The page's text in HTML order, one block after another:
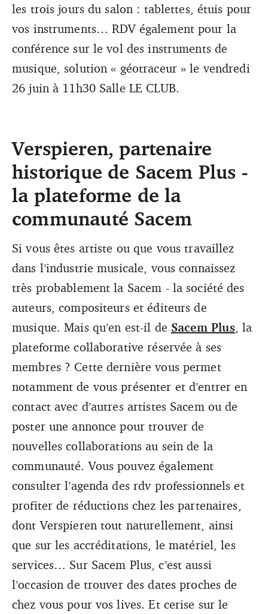
les trois jours du salon : tablettes, étuis pour
vos instruments… RDV également pour la
conférence sur le vol des instruments de
musique, solution « géotraceur » le vendredi
26 juin à 11h30 Salle LE CLUB.
Verspieren, partenaire
historique de Sacem Plus -
la plateforme de la
communauté Sacem
Si vous êtes artiste ou que vous travaillez
dans l’industrie musicale, vous connaissez
très probablement la Sacem - la société des
auteurs, compositeurs et éditeurs de
musique. Mais qu’en est-il de Sacem Plus, la
plateforme collaborative réservée à ses
membres ? Cette dernière vous permet
notamment de vous présenter et d’entrer en
contact avec d’autres artistes Sacem ou de
poster une annonce pour trouver de
nouvelles collaborations au sein de la
communauté. Vous pouvez également
consulter l’agenda des rdv professionnels et
profiter de réductions chez les partenaires,
dont Verspieren tout naturellement, ainsi
que sur les accréditations, le matériel, les
services… Sur Sacem Plus, c’est aussi
l’occasion de trouver des dates proches de
chez vous pour vos lives. Et cerise sur le